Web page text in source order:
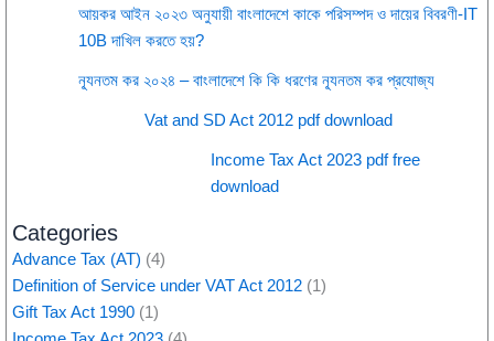
আয়কর আইন ২০২৩ অনুযায়ী বাংলাদেশে কাকে পরিসম্পদ ও দায়ের বিবরণী-IT
10B দাখিল করতে হয়?
ন্যূনতম কর ২০২৪ – বাংলাদেশে কি কি ধরণের ন্যূনতম কর প্রযোজ্য
Vat and SD Act 2012 pdf download
Income Tax Act 2023 pdf free
download
Categories
Advance Tax (AT) (4)
Definition of Service under VAT Act 2012 (1)
Gift Tax Act 1990 (1)